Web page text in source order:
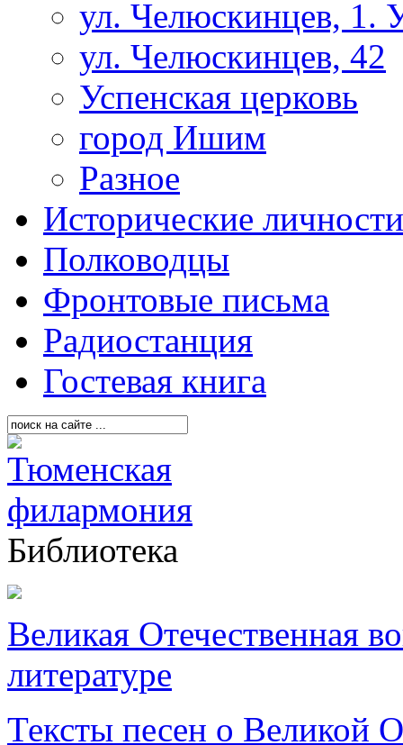
ул. Челюскинцев, 1.
ул. Челюскинцев, 42
Успенская церковь
город Ишим
Разное
Исторические личности
Полководцы
Фронтовые письма
Радиостанция
Гостевая книга
Библиотека
Великая Отечественная
литературе
Тексты песен о Великой